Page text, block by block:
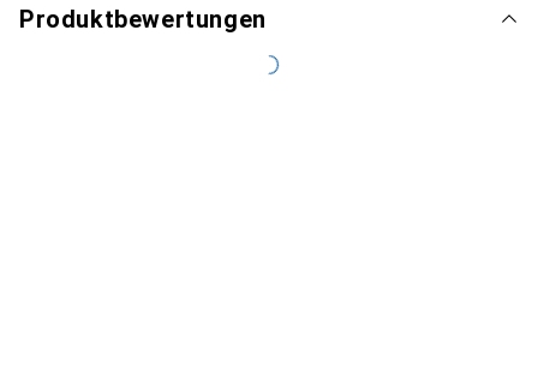
Produktbewertungen